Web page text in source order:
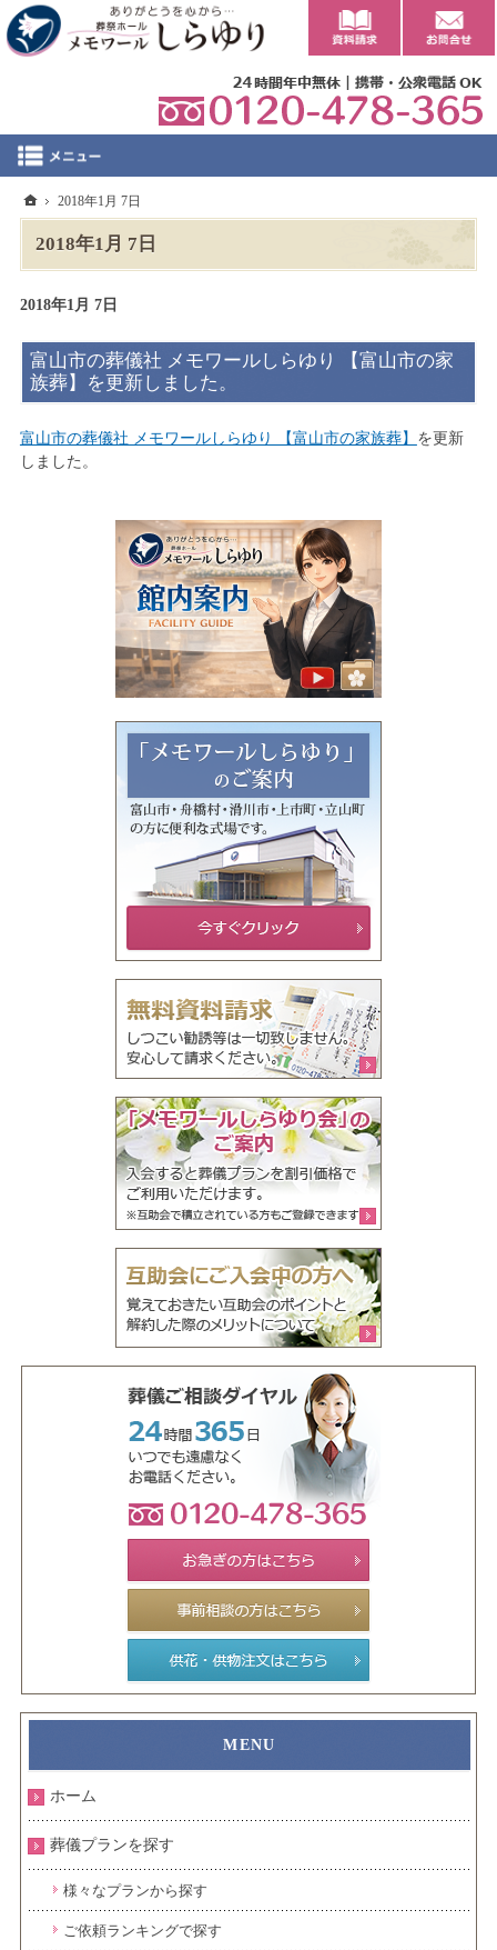
2018年1月 7日
2018年1月 7日
富山市の葬儀社 メモワールしらゆり 【富山市の家
族葬】を更新しました。
富山市の葬儀社 メモワールしらゆり 【富山市の家族葬】 を更新
しました。
ホーム
葬儀プランを探す
様々なプランから探す
ご依頼ランキングで探す
ホーム
2018年1月 7日